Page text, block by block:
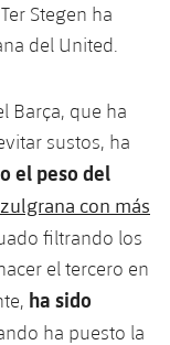
Stegen ha
del United.
Barça, que ha
sustos, ha
el peso del
con más
filtrando los
el tercero en
ha sido
ha puesto la